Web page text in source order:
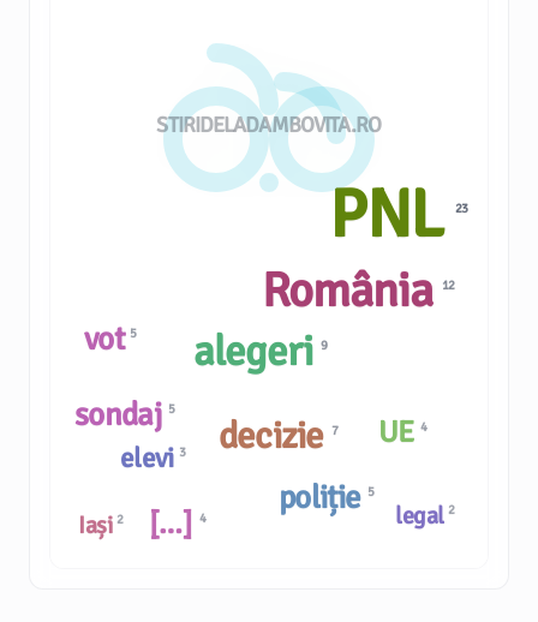
STIRIDELADAMBOVITA.RO
elevi 3
România 12
[…] 4
PNL23
legal 2
decizie 7
alegeri 9
poliție 5
vot 5
Iași 2
sondaj 5
UE4